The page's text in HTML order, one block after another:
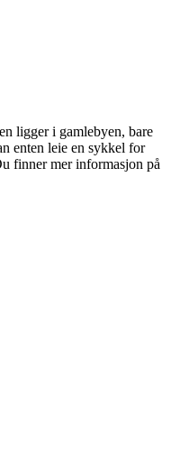
ligger i gamlebyen, bare
enten leie en sykkel for
finner mer informasjon på